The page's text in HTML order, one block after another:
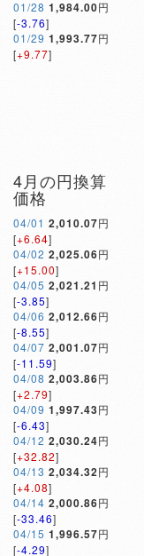
01/28 1,984.00円
[-3.76]
01/29 1,993.77円
[+9.77]
4月の円換算
価格
04/01 2,010.07円
[+6.64]
04/02 2,025.06円
[+15.00]
04/05 2,021.21 円
[-3.85]
04/06 2,012.66円
[-8.55]
04/07 2,001.07円
[-11.59]
04/08 2,003.86円
[+2.79]
04/09 1,997.43円
[-6.43]
04/12 2,030.24円
[+32.82]
04/13 2,034.32円
[+4.08]
04/14 2,000.86円
[-33.46]
04/15 1,996.57円
[-4.29]